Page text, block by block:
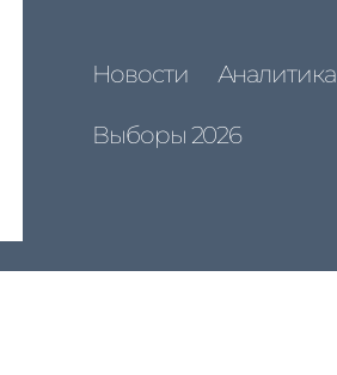
Новости Аналитика
Выборы 2026